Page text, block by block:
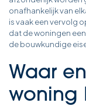
onafhankelijk van
is vaak een vervolg
dat de woningen
de bouwkundige
Waar
woning